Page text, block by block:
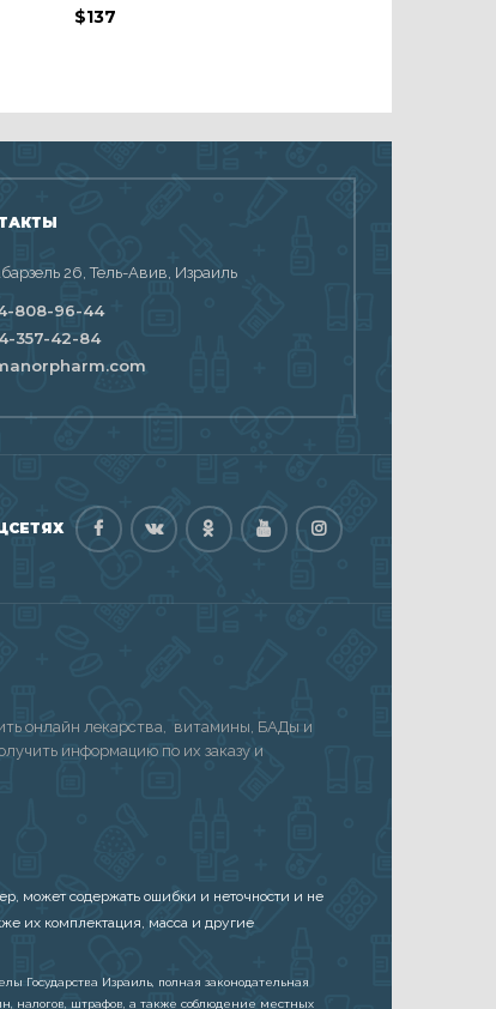
$137
26, Тель-Авив, Израиль
808-96-44
357-42-84
онлайн лекарства, витамины, БАДы и
информацию по их заказу и
может содержать ошибки и неточности и не
их комплектация, масса и другие
Государства Израиль, полная законодательная
налогов, штрафов, а также соблюдение местных